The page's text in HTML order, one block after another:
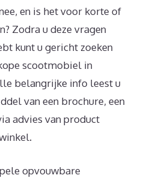
en is het voor korte of
Zodra u deze vragen
kunt u gericht zoeken
scootmobiel in
belangrijke info leest u
van een brochure, een
advies van product
opvouwbare